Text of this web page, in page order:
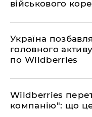
військового
​Україна
головного
по Wildberries
​Wildberries
компанію": що